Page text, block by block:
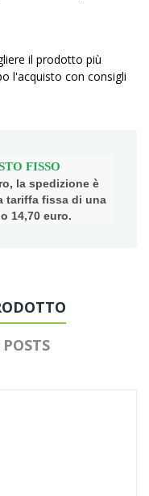
il prodotto più
l'acquisto con consigli
FISSO
la spedizione è
tariffa fissa di una
14,70 euro.